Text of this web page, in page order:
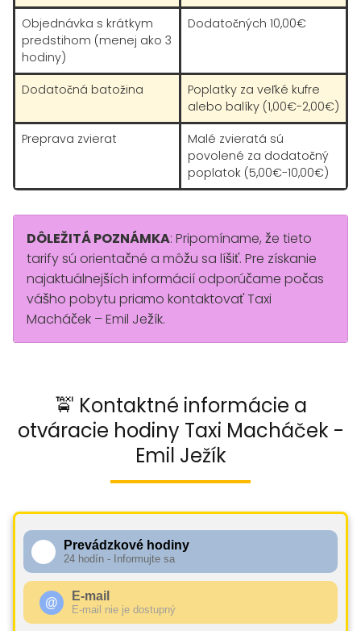
Objednávka s krátkym
predstihom (menej ako 3
hodiny)
Dodatočných 10,00€
Dodatočná batožina
Poplatky za veľké kufre
alebo balíky (1,00€-2,00€)
Preprava zvierat
Malé zvieratá sú
povolené za dodatočný
poplatok (5,00€-10,00€)
DÔLEŽITÁ POZNÁMKA: Pripomíname, že tieto
tarify sú orientačné a môžu sa líšiť. Pre získanie
najaktuálnejších informácií odporúčame počas
vášho pobytu priamo kontaktovať Taxi
Macháček – Emil Ježík.
🚖 Kontaktné informácie a
otváracie hodiny Taxi Macháček -
Emil Ježík
Prevádzkové hodiny
24 hodín - Informujte sa
@ E-mail
E-mail nie je dostupný